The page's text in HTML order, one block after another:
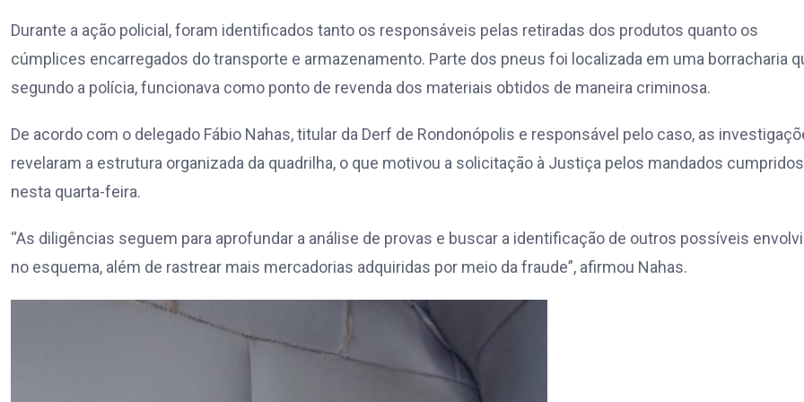
Durante a ação policial, foram identificados tanto os responsáveis pelas retiradas dos produtos quanto os
cúmplices encarregados do transporte e armazenamento. Parte dos pneus foi localizada em uma borracharia
segundo a polícia, funcionava como ponto de revenda dos materiais obtidos de maneira criminosa.
De acordo com o delegado Fábio Nahas, titular da Derf de Rondonópolis e responsável pelo caso, as
revelaram a estrutura organizada da quadrilha, o que motivou a solicitação à Justiça pelos mandados cumpridos
nesta quarta-feira.
“As diligências seguem para aprofundar a análise de provas e buscar a identificação de outros possíveis
no esquema, além de rastrear mais mercadorias adquiridas por meio da fraude”, afirmou Nahas.